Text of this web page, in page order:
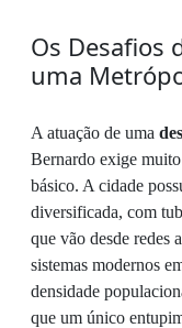
Os Desafios
uma
A atuação de uma
Bernardo exige
básico. A cidade
diversificada, com
que vão desde redes
sistemas modernos
densidade
que um único